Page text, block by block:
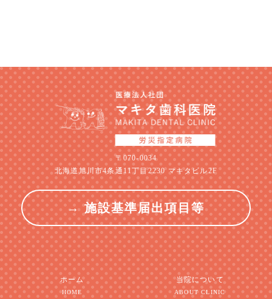
〒070-0034
北海道旭川市4条通11丁目2230 マキタビル2F
→ 施設基準届出項目等
ホーム
HOME
当院について
ABOUT CLINIC